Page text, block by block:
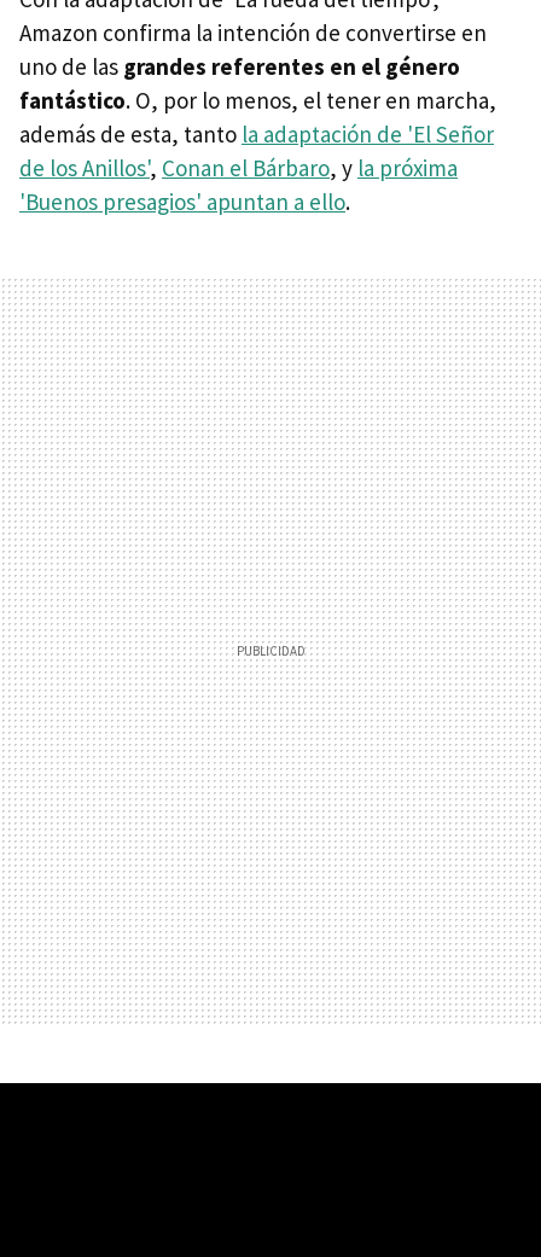
Amazon confirma la intención de convertirse en
uno de las grandes referentes en el género
fantástico. O, por lo menos, el tener en marcha,
además de esta, tanto la adaptación de 'El Señor
de los Anillos', Conan el Bárbaro, y la próxima
'Buenos presagios' apuntan a ello.